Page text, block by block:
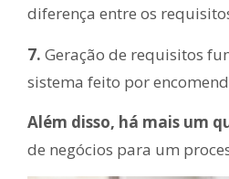
diferença entre os
7. Geração de requisitos
sistema feito por
Além disso, há mais um
de negócios para um